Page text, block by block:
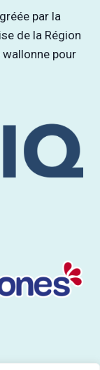
par la
de la Région
wallonne pour